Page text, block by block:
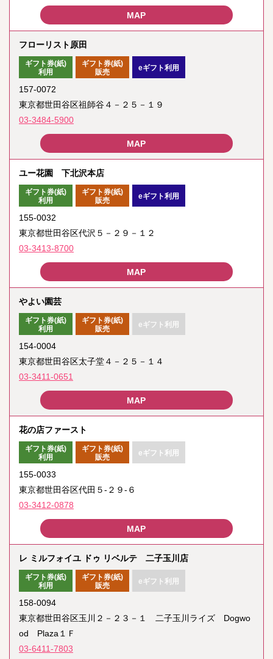
フローリスト原田
ギフト券(紙)
利用
ギフト券(紙)
販売
eギフト利用
157-0072
東京都世田谷区祖師谷４－２５－１９
03-3484-5900
ユー花園 下北沢本店
ギフト券(紙)
利用
ギフト券(紙)
販売
eギフト利用
155-0032
東京都世田谷区代沢５－２９－１２
03-3413-8700
やよい園芸
ギフト券(紙)
利用
ギフト券(紙)
販売
eギフト利用
154-0004
東京都世田谷区太子堂４－２５－１４
03-3411-0651
花の店ファースト
ギフト券(紙)
利用
ギフト券(紙)
販売
eギフト利用
155-0033
東京都世田谷区代田５‐２９‐６
03-3412-0878
レ ミルフォイユ ドゥ リベルテ 二子玉川店
ギフト券(紙)
利用
ギフト券(紙)
販売
eギフト利用
158-0094
東京都世田谷区玉川２－２３－１ 二子玉川ライズ Dogwo
od Plaza１Ｆ
03-6411-7803